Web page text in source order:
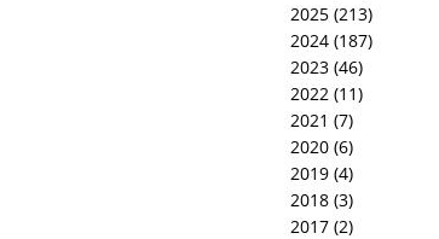
2025(213)
2024(187)
2023(46)
2022 (11)
2021 (7)
2020(6)
2019(4)
2018(3)
2017(2)